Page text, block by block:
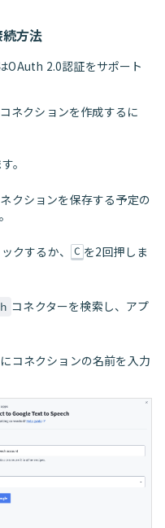
方法
2.0認証をサポート
クションを作成するに
。
クションを保存する予定の
クするか、 C を2回押しま
コネクターを検索し、アプ
コネクションの名前を入力